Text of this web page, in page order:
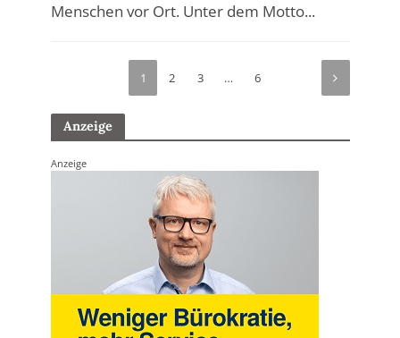
Menschen vor Ort. Unter dem Motto...
1 2 3 … 6
Anzeige
Anzeige